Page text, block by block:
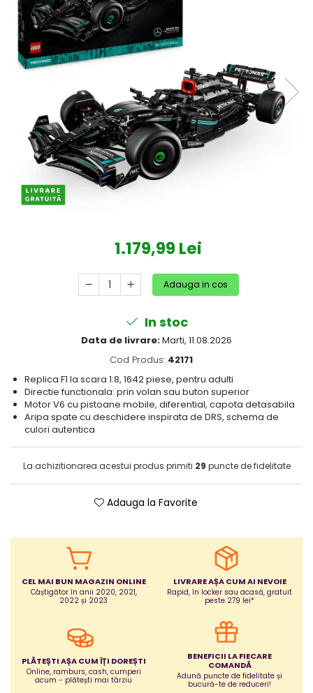
Protectii utile
Poarta siguranta copii
Deflectoare pentru aer
conditionat
Protectii exterior
Casti antifonice pentru copii si
bebelusi
Echipament protectie bicicleta si
Accesorii auto copii
Palarii protectie UV
Somnul bebelusului
Carucioare si scaune auto
Tarcuri copii / bebelusi
Scaune masa
Ingrijire bebe si mama
Accesorii bebelusi / nou-nascuti
Diversificare bebelusi
Maternitate
Jucarii copii si jocuri educative
Jucarii dentitie
Jucarii bebelusi
Covorase ortopedice senzoriale
Cuburi magnetice JollyHeap®
1.179,99 Lei
Adauga in cos
In stoc
Data de livrare:Marti, 11.08.2026
Cod Produs: 42171
Replica F1 la scara 1:8, 1642 piese, pentru adulti
Directie functionala: prin volan sau buton superior
Motor V6 cu pistoane mobile, diferential, capota detasabila
Aripa spate cu deschidere inspirata de DRS, schema de
culori autentica
La achizitionarea acestui produs primiti 29 puncte de fidelitate
Adauga la Favorite
CEL MAI BUN MAGAZIN ONLINE
Câștigător în anii 2020, 2021,
2022 și 2023
LIVRARE AȘA CUM AI NEVOIE
Rapid, în locker sau acasă, gratuit
peste 279 lei*
PLĂTEȘTI AȘA CUM ÎȚI DOREȘTI
Online, ramburs, cash, cumperi
acum - plătești mai târziu
BENEFICII LA FIECARE
COMANDĂ
Adună puncte de fidelitate și
bucură-te de reduceri!